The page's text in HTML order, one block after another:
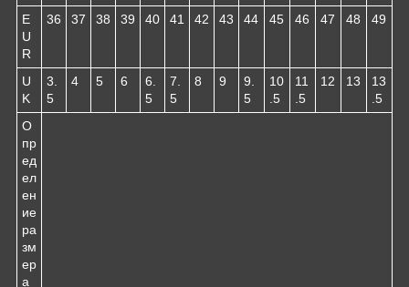
E
U
R
36 37 38 39 40 41 42 43 44 45 46 47 48 49
U
K
3.
5
4 5 6
6.
5
7.
5
8 9
9.
5
10
.5
11
.5
12 13
13
.5
О
пр
ед
ел
ен
ие
ра
зм
ер
а